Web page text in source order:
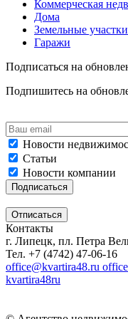
Коммерческая
Дома
Земельные участки
Гаражи
Подписаться на
Подпишитесь на
Новости
Статьи
Новости компании
Контакты
г. Липецк, пл. Петра
Тел. +7 (4742) 47-06-16
office@kvartira48.ru
kvartira48ru